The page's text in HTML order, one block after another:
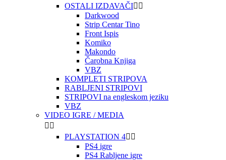
OSTALI IZDAVAČI 
Darkwood
Strip Centar Tino
Front Ispis
Komiko
Makondo
Čarobna Knjiga
VBZ
KOMPLETI STRIPOVA
RABLJENI STRIPOVI
STRIPOVI na engleskom jeziku
VBZ
VIDEO IGRE / MEDIA
 
PLAYSTATION 4 
PS4 igre
PS4 Rabljene igre